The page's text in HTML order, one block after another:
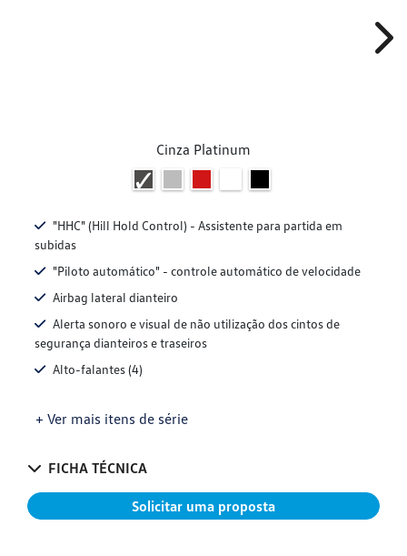
Cinza Platinum
"HHC" (Hill Hold Control) - Assistente para partida em
subidas
"Piloto automático" - controle automático de velocidade
Airbag lateral dianteiro
Alerta sonoro e visual de não utilização dos cintos de
segurança dianteiros e traseiros
Alto-falantes (4)
+ Ver mais itens de série
FICHA TÉCNICA
Solicitar uma proposta